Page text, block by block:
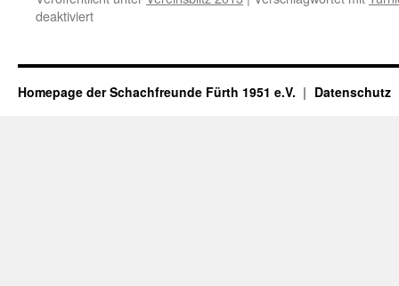
deaktiviertfür
der
Blitzmeisterschaft
Homepage der Schachfreunde Fürth 1951 e.V. Datenschutz